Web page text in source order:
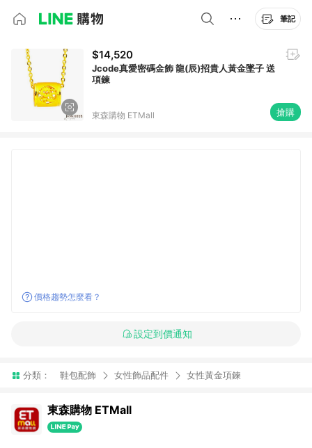
筆記
$14,520
Jcode真愛密碼金飾 龍(辰)招貴人黃金墜子 送
項鍊
東森購物 ETMall 搶購
價格趨勢怎麼看？
設定到價通知
分類： 鞋包配飾 女性飾品配件 女性黃金項鍊
東森購物 ETMall